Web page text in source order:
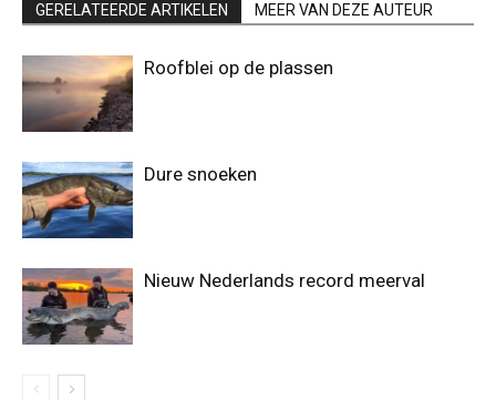
GERELATEERDE ARTIKELEN MEER VAN DEZE AUTEUR
Roofblei op de plassen
Dure snoeken
Nieuw Nederlands record meerval